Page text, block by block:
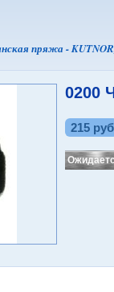
пряжа -
0200
215